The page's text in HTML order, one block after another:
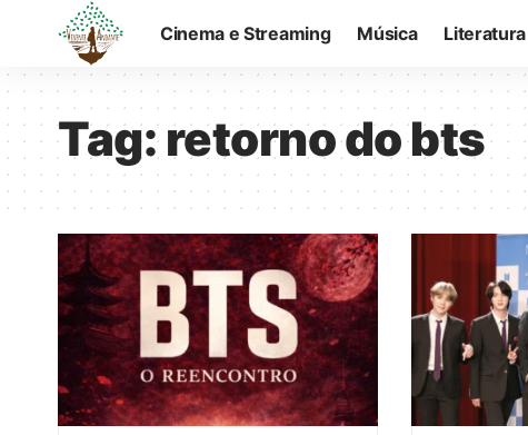
Cinema e Streaming Música Literatura
Tag:retorno do bts